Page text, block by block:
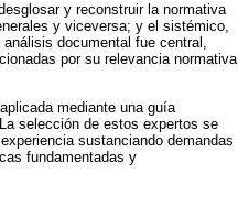
y reconstruir la normativa
y viceversa; y el sistémico,
documental fue central,
por su relevancia normativa
mediante una guía
selección de estos expertos se
sustanciando demandas
fundamentadas y